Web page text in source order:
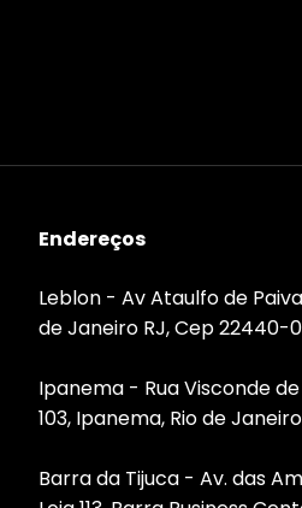
Endereços
Leblon - Av Ataulfo de
de Janeiro RJ, Cep 22440-
Ipanema - Rua Visconde de
103, Ipanema, Rio de
Barra da Tijuca - Av. das